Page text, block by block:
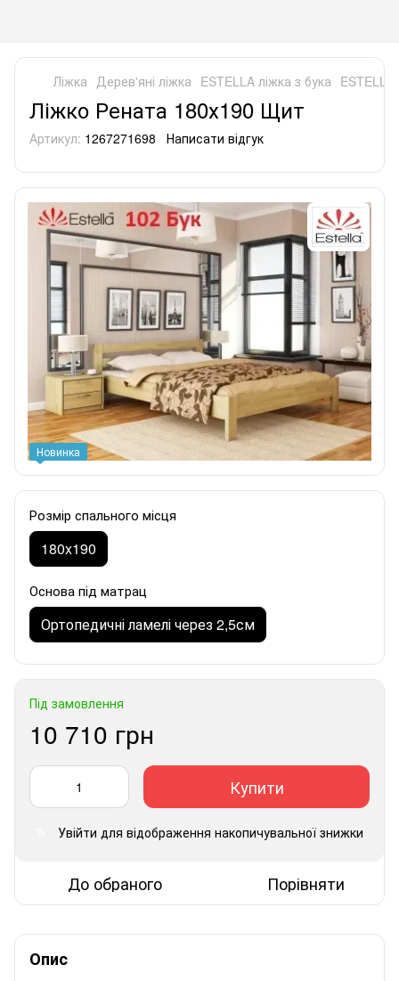
Ліжка Дерев'яні ліжка ESTELLA ліжка з бука
Ліжко Рената 180х190 Щит
Артикул: 1267271698 Написати відгук
Новинка
Розмір спального місця
180x190
Основа під матрац
Ортопедичні ламелі через 2,5см
Під замовлення
10 710 грн
Купити
Увійти для відображення накопичувальної знижки
До обраного Порівняти
Опис